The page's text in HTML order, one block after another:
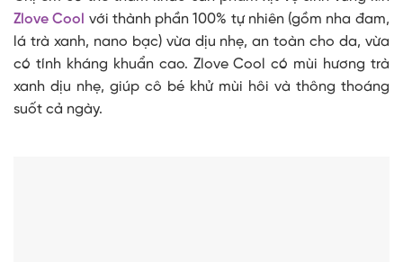
Zlove Cool với thành phần 100% tự nhiên (gồm nha đam,
lá trà xanh, nano bạc) vừa dịu nhẹ, an toàn cho da, vừa
có tính kháng khuẩn cao. Zlove Cool có mùi hương trà
xanh dịu nhẹ, giúp cô bé khử mùi hôi và thông thoáng
suốt cả ngày.